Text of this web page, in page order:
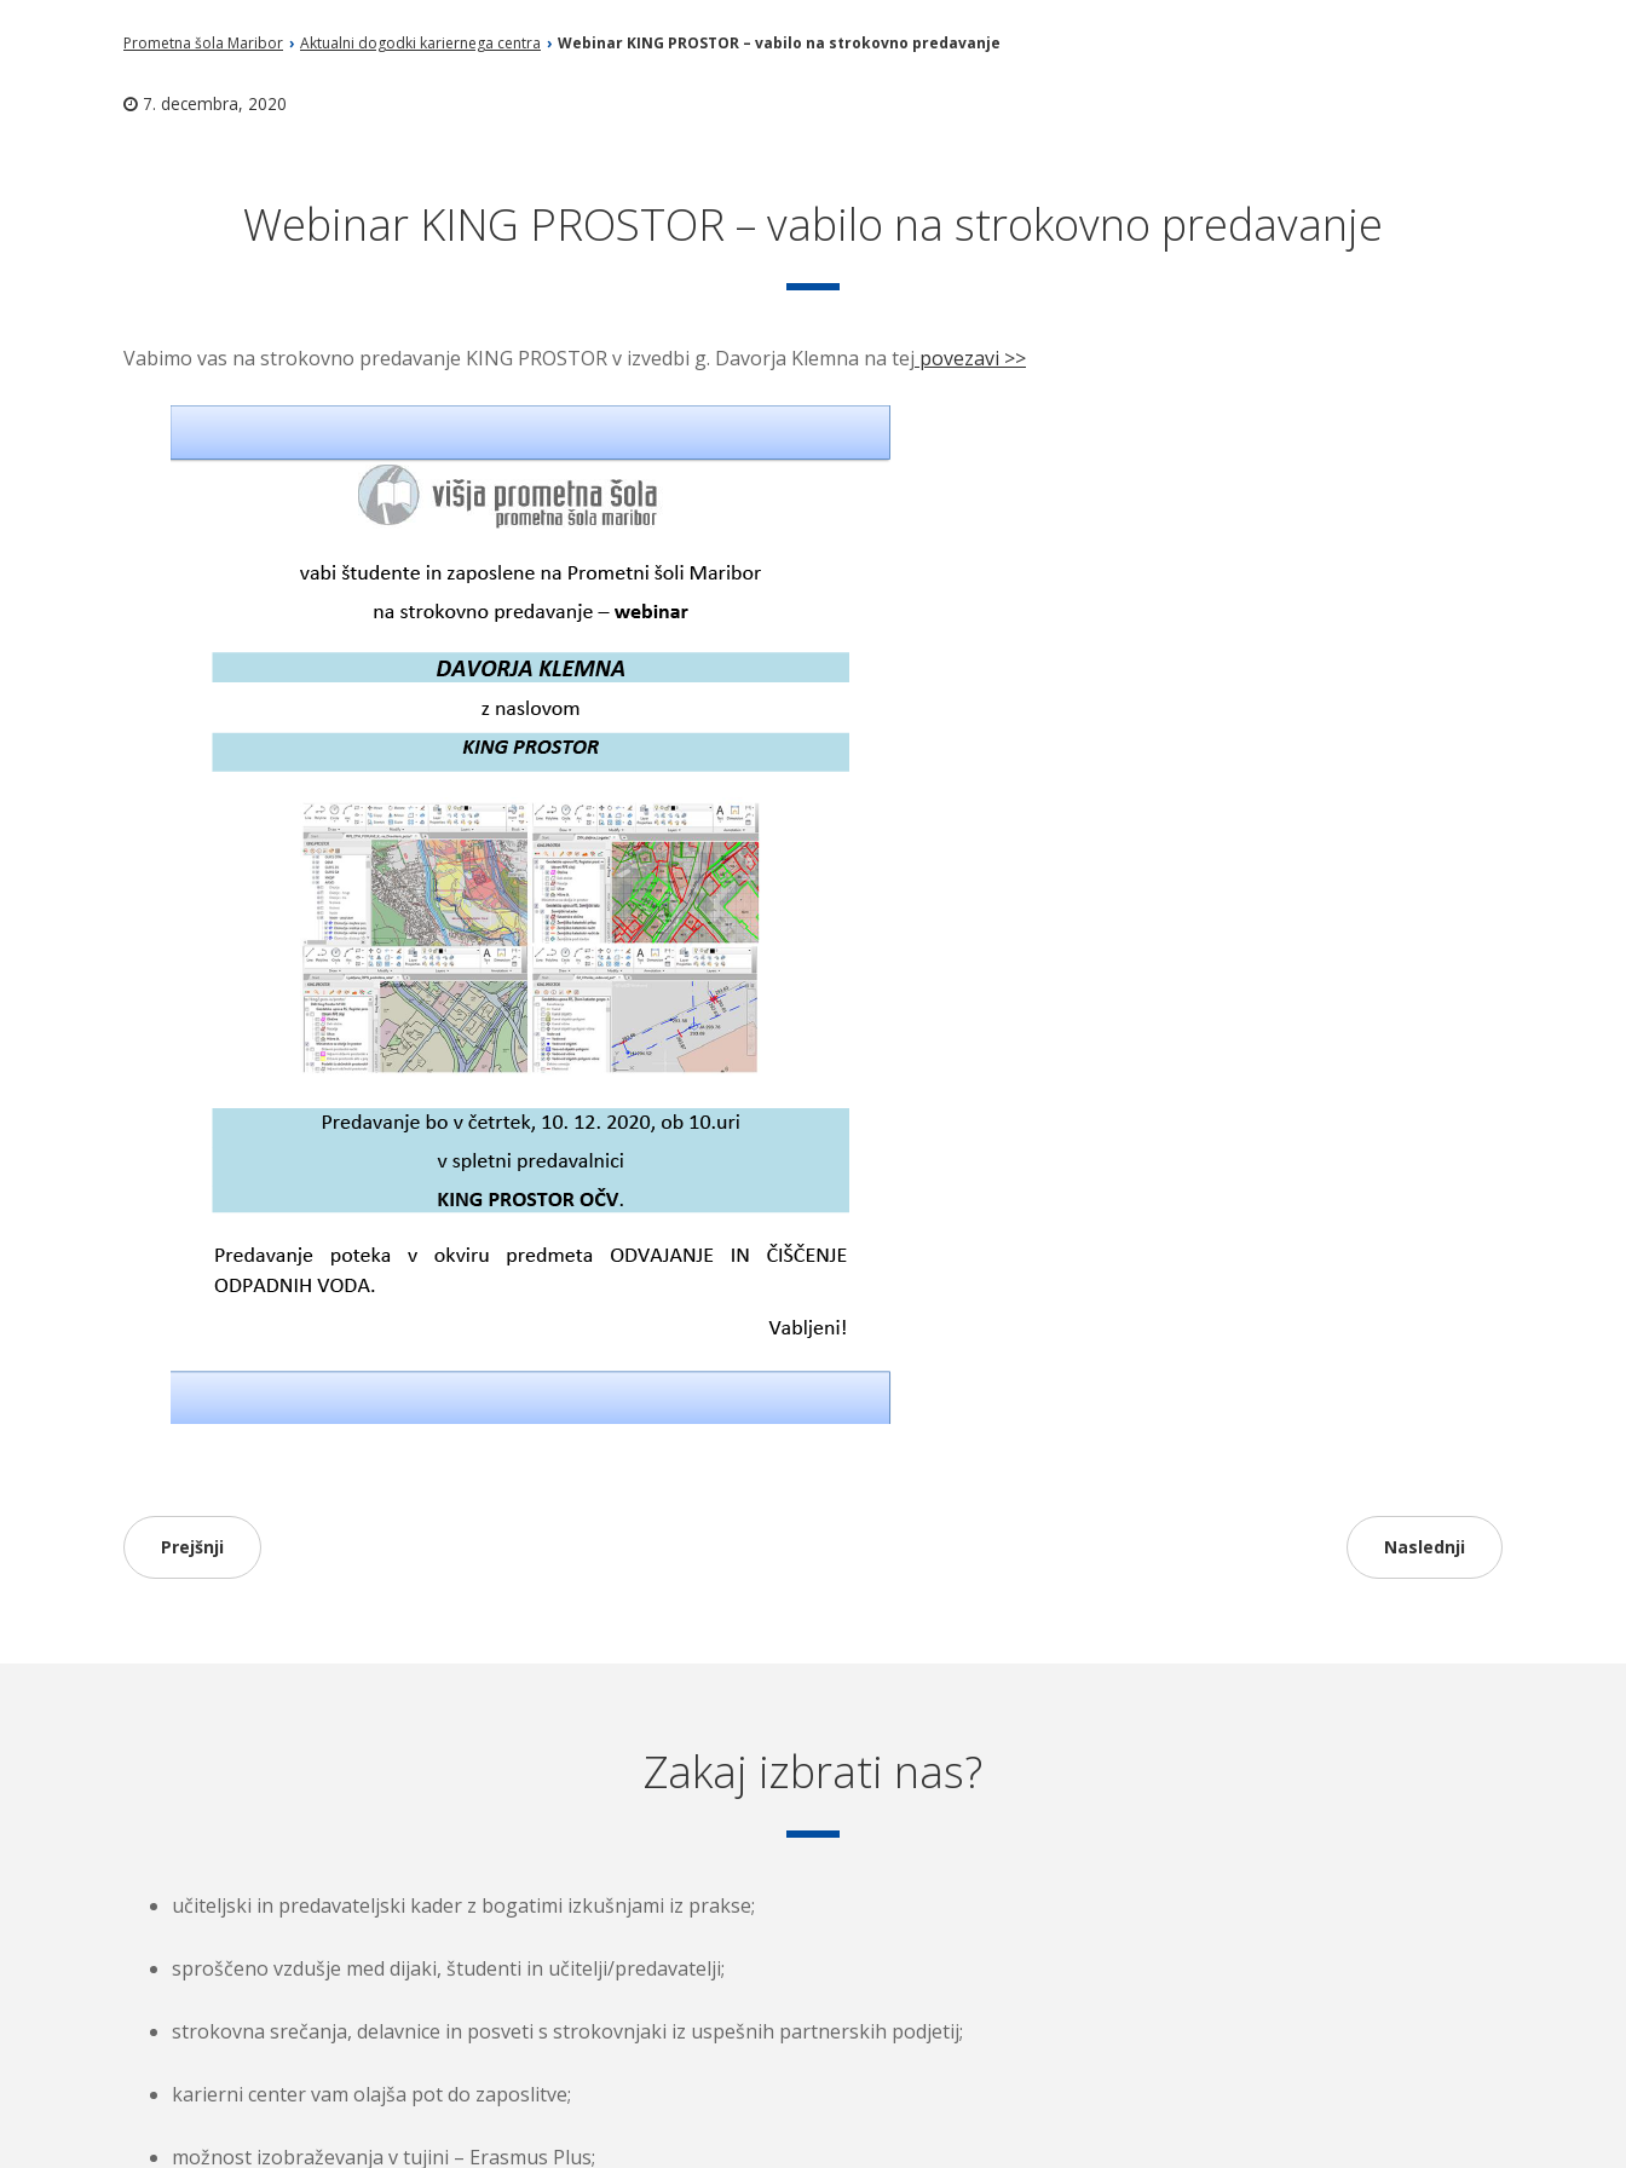
Prometna šola Maribor › Aktualni dogodki kariernega centra › Webinar KING PROSTOR – vabilo na strokovno predavanje
7. decembra, 2020
Webinar KING PROSTOR – vabilo na strokovno predavanje
Vabimo vas na strokovno predavanje KING PROSTOR v izvedbi g. Davorja Klemna na tej povezavi >>
Prejšnji Naslednji
Zakaj izbrati nas?
učiteljski in predavateljski kader z bogatimi izkušnjami iz prakse;
sproščeno vzdušje med dijaki, študenti in učitelji/predavatelji;
strokovna srečanja, delavnice in posveti s strokovnjaki iz uspešnih partnerskih podjetij;
karierni center vam olajša pot do zaposlitve;
možnost izobraževanja v tujini – Erasmus Plus;